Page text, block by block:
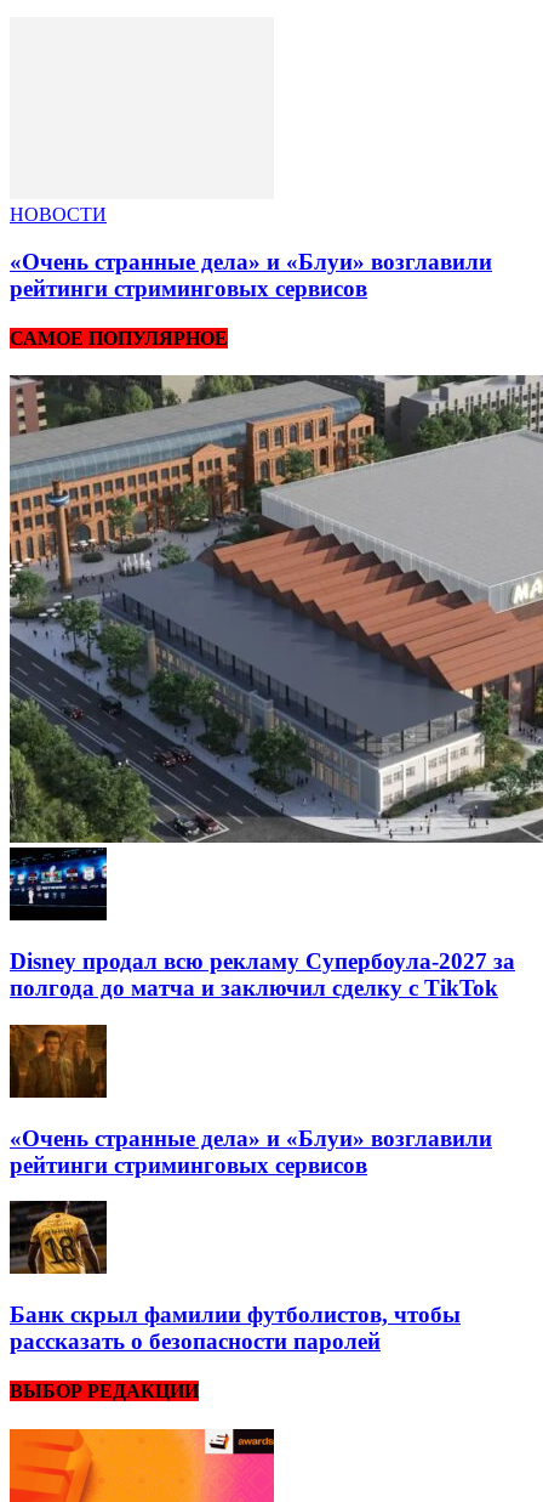
НОВОСТИ
«Очень странные дела» и «Блуи» возглавили
рейтинги стриминговых сервисов
САМОЕ ПОПУЛЯРНОЕ
Disney продал всю рекламу Супербоула-2027 за
полгода до матча и заключил сделку с TikTok
«Очень странные дела» и «Блуи» возглавили
рейтинги стриминговых сервисов
Банк скрыл фамилии футболистов, чтобы
рассказать о безопасности паролей
ВЫБОР РЕДАКЦИИ